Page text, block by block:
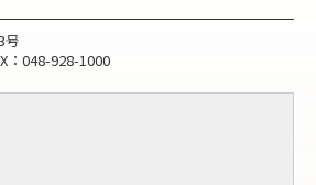
号
：048-928-1000